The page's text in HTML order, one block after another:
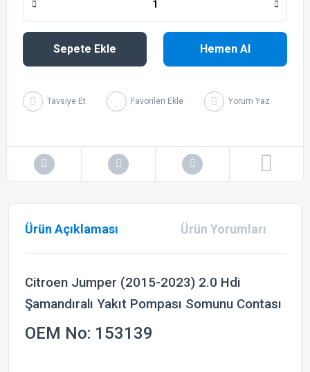
Sepete Ekle Hemen Al
Tavsiye Et Yorum Yaz
Ürün Açıklaması Ürün Yorumları
Citroen Jumper (2015-2023) 2.0 Hdi
Şamandıralı Yakıt Pompası Somunu Contası
OEM No: 153139